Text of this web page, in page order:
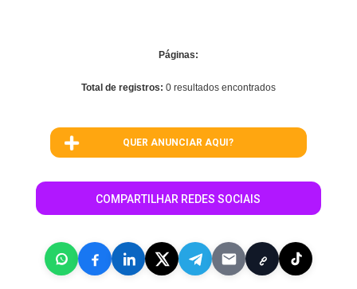
Páginas:
Total de registros: 0 resultados encontrados
QUER ANUNCIAR AQUI?
COMPARTILHAR REDES SOCIAIS